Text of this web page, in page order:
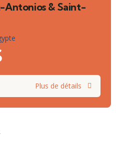
Antonios & Saint-
Plus de détails